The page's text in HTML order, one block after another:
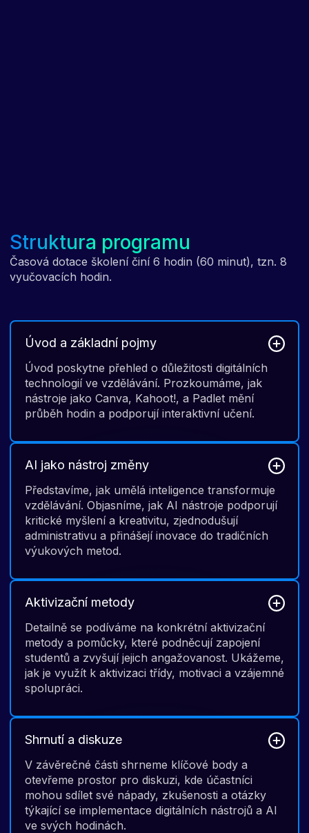
Struktura programu
Časová dotace školení činí 6 hodin (60 minut), tzn. 8
vyučovacích hodin.
Úvod a základní pojmy
Úvod poskytne přehled o důležitosti digitálních
technologií ve vzdělávání. Prozkoumáme, jak
nástroje jako Canva, Kahoot!, a Padlet mění
průběh hodin a podporují interaktivní učení.
AI jako nástroj změny
Představíme, jak umělá inteligence transformuje
vzdělávání. Objasníme, jak AI nástroje podporují
kritické myšlení a kreativitu, zjednodušují
administrativu a přinášejí inovace do tradičních
výukových metod.
Aktivizační metody
Detailně se podíváme na konkrétní aktivizační
metody a pomůcky, které podněcují zapojení
studentů a zvyšují jejich angažovanost. Ukážeme,
jak je využít k aktivizaci třídy, motivaci a vzájemné
spolupráci.
Shrnutí a diskuze
V závěrečné části shrneme klíčové body a
otevřeme prostor pro diskuzi, kde účastníci
mohou sdílet své nápady, zkušenosti a otázky
týkající se implementace digitálních nástrojů a AI
ve svých hodinách.